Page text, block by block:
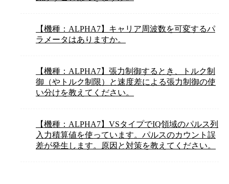
【機種：ALPHA7】キャリア周波数を可変するパ
ラメータはありますか。
【機種：ALPHA7】張力制御するとき、トルク制
御（やトルク制限）と速度差による張力制御の使
い分けを教えてください。
【機種：ALPHA7】VSタイプでIQ領域のパルス列
入力積算値を使っています。パルスのカウント誤
差が発生します。原因と対策を教えてください。